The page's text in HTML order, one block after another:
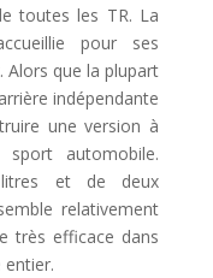
toutes les TR. La
pour ses
que la plupart
indépendante
une version à
automobile.
et de deux
relativement
très efficace dans
entier.